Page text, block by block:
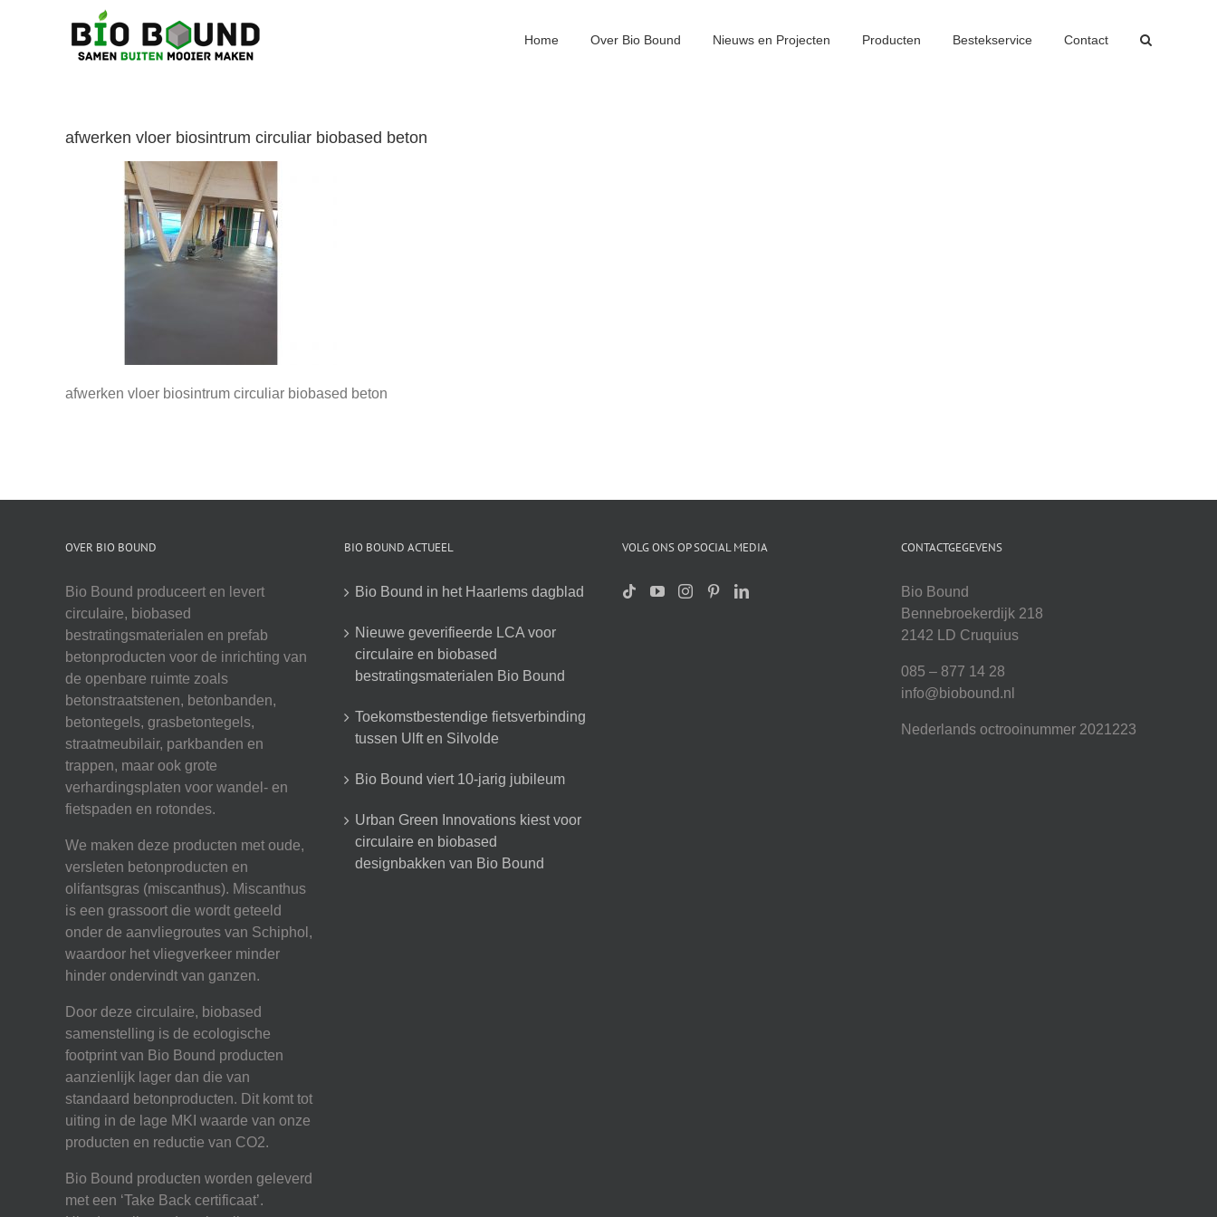
Home Over Bio Bound Nieuws en Projecten Producten Bestekservice Contact
afwerken vloer biosintrum circuliar biobased beton
afwerken vloer biosintrum circuliar biobased beton
OVER BIO BOUND
Bio Bound produceert en levert
circulaire, biobased
bestratingsmaterialen en prefab
betonproducten voor de inrichting van
de openbare ruimte zoals
betonstraatstenen, betonbanden,
betontegels, grasbetontegels,
straatmeubilair, parkbanden en
trappen, maar ook grote
verhardingsplaten voor wandel- en
fietspaden en rotondes.
We maken deze producten met oude,
versleten betonproducten en
olifantsgras (miscanthus). Miscanthus
is een grassoort die wordt geteeld
onder de aanvliegroutes van Schiphol,
waardoor het vliegverkeer minder
hinder ondervindt van ganzen.
Door deze circulaire, biobased
samenstelling is de ecologische
footprint van Bio Bound producten
aanzienlijk lager dan die van
standaard betonproducten. Dit komt tot
uiting in de lage MKI waarde van onze
producten en reductie van CO2.
Bio Bound producten worden geleverd
met een ‘Take Back certificaat’.
BIO BOUND ACTUEEL
Bio Bound in het Haarlems dagblad
Nieuwe geverifieerde LCA voor
circulaire en biobased
bestratingsmaterialen Bio Bound
Toekomstbestendige fietsverbinding
tussen Ulft en Silvolde
Bio Bound viert 10-jarig jubileum
Urban Green Innovations kiest voor
circulaire en biobased
designbakken van Bio Bound
VOLG ONS OP SOCIAL MEDIA CONTACTGEGEVENS
Bio Bound
Bennebroekerdijk 218
2142 LD Cruquius
085 – 877 14 28
info@biobound.nl
Nederlands octrooinummer 2021223